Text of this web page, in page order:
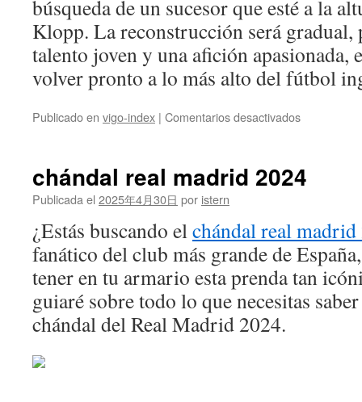
búsqueda de un sucesor que esté a la
Klopp. La reconstrucción será gradual,
talento joven y una afición
volver pronto a lo más alto del fútbol
Publicado en vigo-index | Comentarios desactivadosen
esperanza
el
título
de
la
Premier
League
chándal real madrid 2024
Publicada el 2025年4月30日 por istern
¿Estás buscando elchándal real
fanático del club más grande de
tener en tu armario esta prenda tan
guiaré sobre todo lo que necesitas
chándal del Real Madrid 2024.